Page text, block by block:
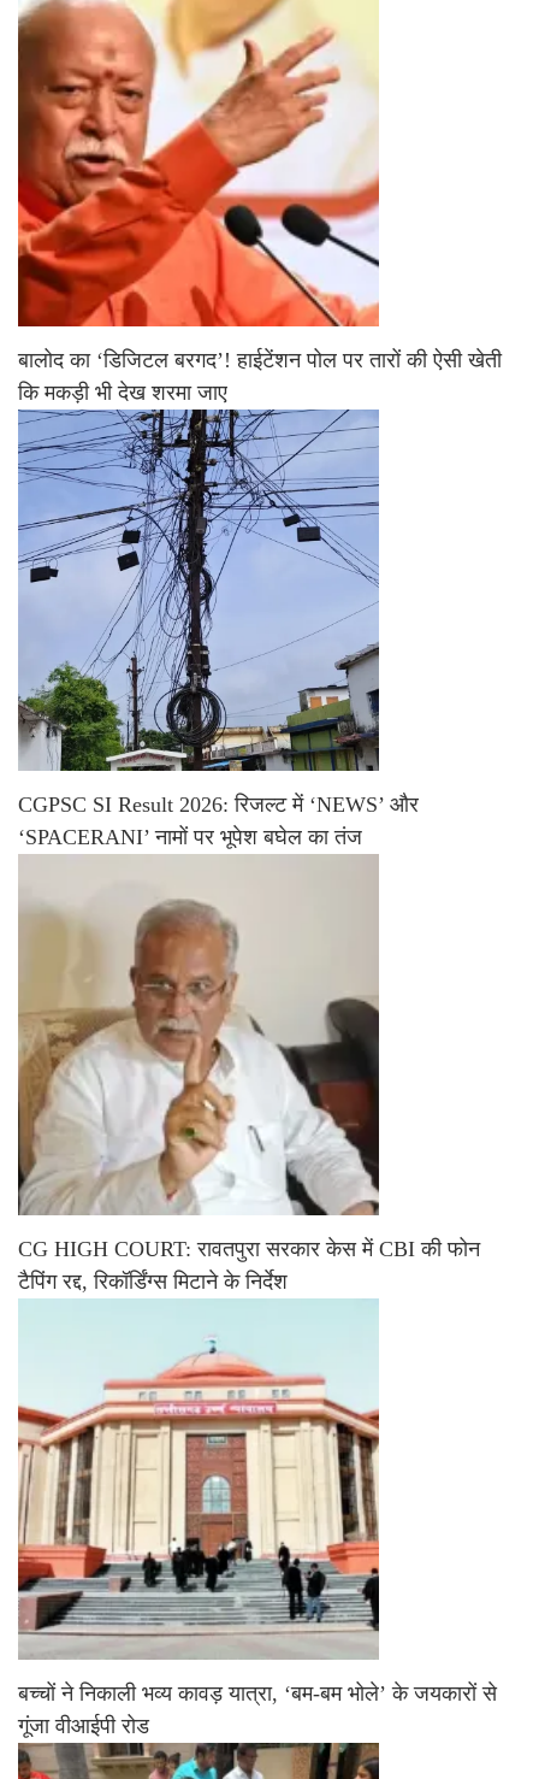
बालोद का ‘डिजिटल बरगद’! हाईटेंशन पोल पर तारों की ऐसी खेती
कि मकड़ी भी देख शरमा जाए
CGPSC SI Result 2026: रिजल्ट में ‘NEWS’ और
‘SPACERANI’ नामों पर भूपेश बघेल का तंज
CG HIGH COURT: रावतपुरा सरकार केस में CBI की फोन
टैपिंग रद्द, रिकॉर्डिंग्स मिटाने के निर्देश
बच्चों ने निकाली भव्य कावड़ यात्रा, ‘बम-बम भोले’ के जयकारों से
गूंजा वीआईपी रोड